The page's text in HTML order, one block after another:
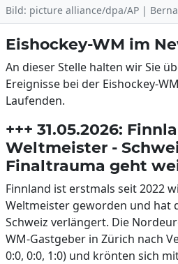
Bild: picture alliance/dpa/AP |
Eishockey-WM im
An dieser Stelle halten wir Sie
Ereignisse bei der Eishockey-
Laufenden.
+++ 31.05.2026:
Weltmeister -
Finaltrauma geht
Finnland ist erstmals seit 2022
Weltmeister geworden und hat
Schweiz verlängert. Die
WM-Gastgeber in Zürich nach
0:0, 0:0, 1:0) und krönten sich